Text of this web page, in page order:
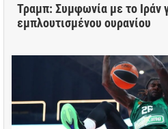
Τραμπ: Συμφωνία με το Ιράν
εμπλουτισμένου ουρανίου